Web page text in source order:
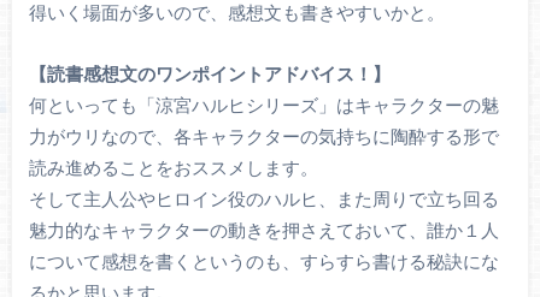
得いく場面が多いので、感想文も書きやすいかと。
【読書感想文のワンポイントアドバイス！】
何といっても「涼宮ハルヒシリーズ」はキャラクターの魅
力がウリなので、各キャラクターの気持ちに陶酔する形で
読み進めることをおススメします。
そして主人公やヒロイン役のハルヒ、また周りで立ち回る
魅力的なキャラクターの動きを押さえておいて、誰か１人
について感想を書くというのも、すらすら書ける秘訣にな
るかと思います。